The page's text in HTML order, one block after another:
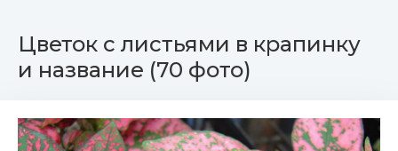
Цветок с листьями в крапинку
и название (70 фото)